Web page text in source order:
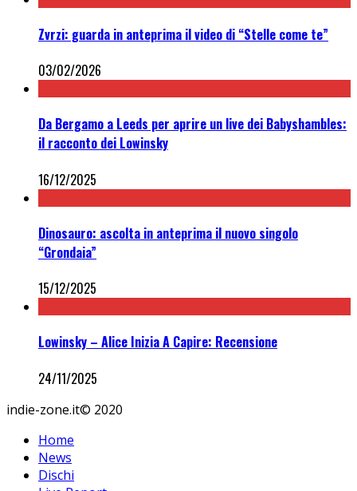
Zvrzi: guarda in anteprima il video di “Stelle come te”
03/02/2026
Da Bergamo a Leeds per aprire un live dei Babyshambles:
il racconto dei Lowinsky
16/12/2025
Dinosauro: ascolta in anteprima il nuovo singolo
“Grondaia”
15/12/2025
Lowinsky – Alice Inizia A Capire: Recensione
24/11/2025
indie-zone.it© 2020
Home
News
Dischi